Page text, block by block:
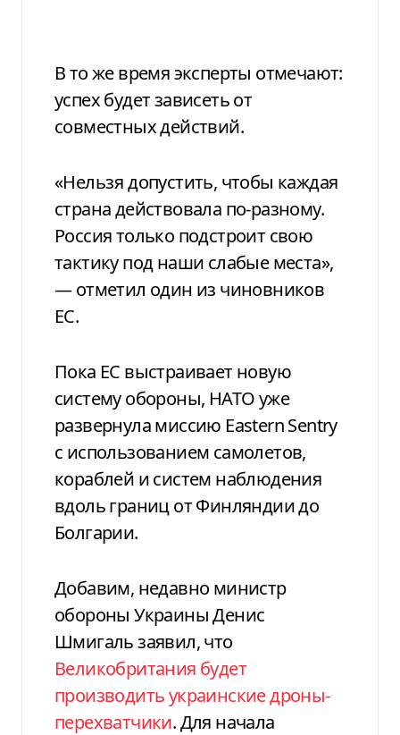
В то же время эксперты отмечают:
успех будет зависеть от
совместных действий.
«Нельзя допустить, чтобы каждая
страна действовала по-разному.
Россия только подстроит свою
тактику под наши слабые места»,
— отметил один из чиновников
ЕС.
Пока ЕС выстраивает новую
систему обороны, НАТО уже
развернула миссию Eastern Sentry
с использованием самолетов,
кораблей и систем наблюдения
вдоль границ от Финляндии до
Болгарии.
Добавим, недавно министр
обороны Украины Денис
Шмигаль заявил, что
Великобритания будет
производить украинские дроны-
перехватчики. Для начала